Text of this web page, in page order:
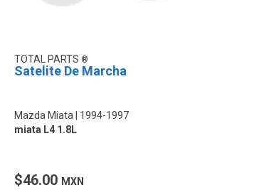
TOTAL PARTS
Satelite De Marcha
Mazda Miata
1994-1997
miata L4 1.8L
$46.00 MXN